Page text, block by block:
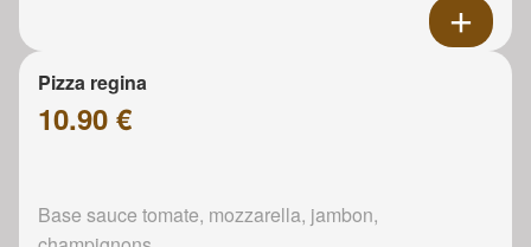
Pizza regina
10.90 €
Base sauce tomate, mozzarella, jambon,